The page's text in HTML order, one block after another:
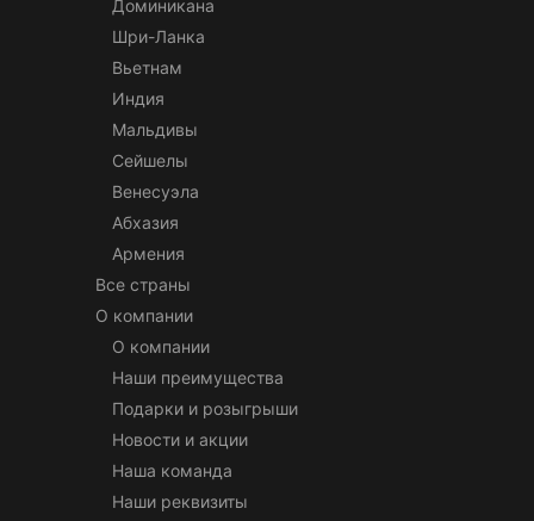
Доминикана
Шри-Ланка
Вьетнам
Индия
Мальдивы
Сейшелы
Венесуэла
Абхазия
Армения
Все страны
О компании
О компании
Наши преимущества
Подарки и розыгрыши
Новости и акции
Наша команда
Наши реквизиты